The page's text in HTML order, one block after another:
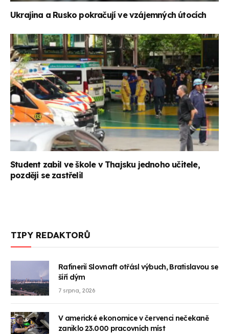
Ukrajina a Rusko pokračují ve vzájemných útocích
Student zabil ve škole v Thajsku jednoho učitele,
později se zastřelil
TIPY REDAKTORŮ
Rafinerií Slovnaft otřásl výbuch, Bratislavou se
šíří dým
7 srpna, 2026
V americké ekonomice v červenci nečekaně
zaniklo 23.000 pracovních míst